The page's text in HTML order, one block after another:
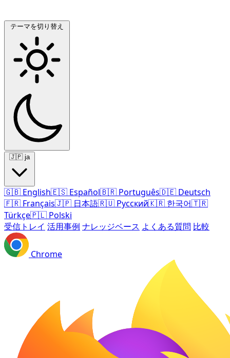
テーマを切り替え
🇯🇵 ja
🇬🇧 English🇪🇸 Español🇧🇷 Português🇩🇪 Deutsch
🇫🇷 Français🇯🇵 日本語🇷🇺 Русский🇰🇷 한국어🇹🇷
Türkçe🇵🇱 Polski
受信トレイ 活用事例 ナレッジベース よくある質問 比較
Chrome